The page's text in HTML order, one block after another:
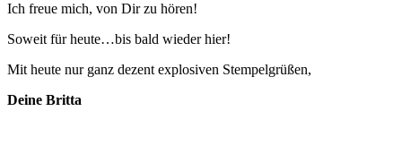
Ich freue mich, von Dir zu hören!
Soweit für heute…bis bald wieder hier!
Mit heute nur ganz dezent explosiven Stempelgrüßen,
Deine Britta